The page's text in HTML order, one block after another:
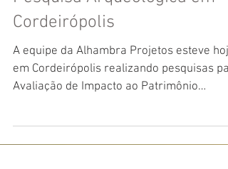
Pesquisa Arqueológica em
Cordeirópolis
A equipe da Alhambra Projetos esteve hoje
Avaliação de Impacto ao Patrimônio
Arqueológico da...